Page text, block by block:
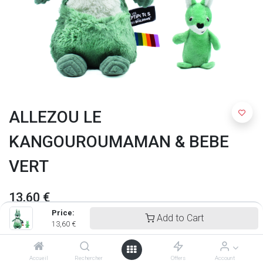
Price:
13,60 €
Add to Cart
Accueil Rechercher Offers Account
ALLEZOU LE
KANGOUROUMAMAN & BEBE
VERT
13,60€